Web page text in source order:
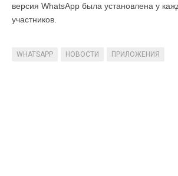
версия WhatsApp была установлена у
участников.
WHATSAPP НОВОСТИ ПРИЛОЖЕНИЯ